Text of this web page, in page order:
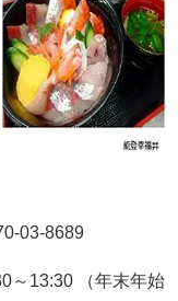
03-8689
～13:30 （年末年始